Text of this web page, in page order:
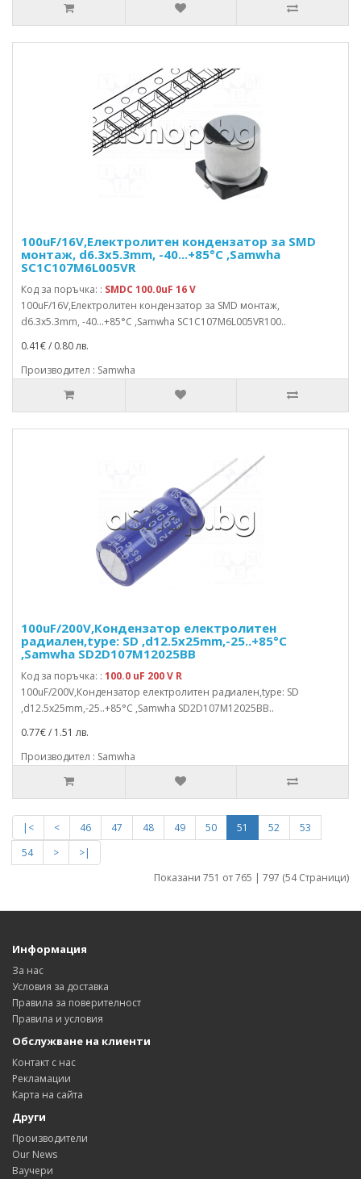
100uF/16V,Електролитен кондензатор за SMD
монтаж, d6.3x5.3mm, -40...+85°C ,Samwha
SC1C107M6L005VR
Код за поръчка: : SMDC 100.0uF 16 V
100uF/16V,Електролитен кондензатор за SMD монтаж,
d6.3x5.3mm, -40...+85°C ,Samwha SC1C107M6L005VR100..
0.41€ / 0.80 лв.
Производител : Samwha
100uF/200V,Кондензатор електролитен
радиален,type: SD ,d12.5x25mm,-25..+85°C
,Samwha SD2D107M12025BB
Код за поръчка: : 100.0 uF 200 V R
100uF/200V,Кондензатор електролитен радиален,type: SD
,d12.5x25mm,-25..+85°C ,Samwha SD2D107M12025BB..
0.77€ / 1.51 лв.
Производител : Samwha
|< < 46 47 48 49 50 51 52
53
54
>
>|
Показани 751 от 765 | 797 (54 Страници)
Информация
За нас
Условия за доставка
Правила за поверителност
Правила и условия
Обслужване на клиенти
Контакт с нас
Рекламации
Карта на сайта
Други
Производители
Our News
Ваучери